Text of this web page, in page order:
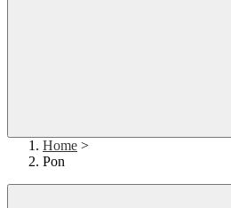
Home >
Pon